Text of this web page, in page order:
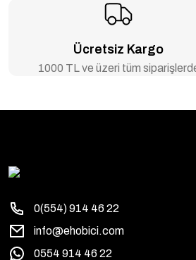
Ücretsiz Kargo
1000 TL ve üzeri tüm
0(554) 914 46 22
info@ehobici.com
0554 914 46 22